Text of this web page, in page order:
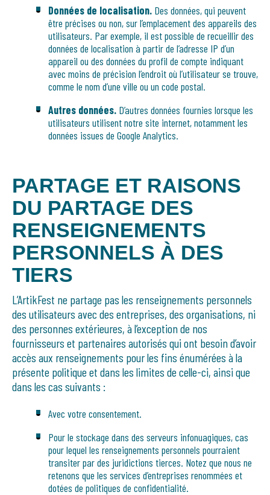
Données de localisation. Des données, qui peuvent
être précises ou non, sur l’emplacement des appareils des
utilisateurs. Par exemple, il est possible de recueillir des
données de localisation à partir de l’adresse IP d’un
appareil ou des données du profil de compte indiquant
avec moins de précision l’endroit où l’utilisateur se trouve,
comme le nom d’une ville ou un code postal.
Autres données. D’autres données fournies lorsque les
utilisateurs utilisent notre site internet, notamment les
données issues de Google Analytics.
PARTAGE ET RAISONS
DU PARTAGE DES
RENSEIGNEMENTS
PERSONNELS À DES
TIERS
L’ArtikFest ne partage pas les renseignements personnels
des utilisateurs avec des entreprises, des organisations, ni
des personnes extérieures, à l’exception de nos
fournisseurs et partenaires autorisés qui ont besoin d’avoir
accès aux renseignements pour les fins énumérées à la
présente politique et dans les limites de celle-ci, ainsi que
dans les cas suivants :
Avec votre consentement.
Pour le stockage dans des serveurs infonuagiques, cas
pour lequel les renseignements personnels pourraient
transiter par des juridictions tierces. Notez que nous ne
retenons que les services d’entreprises renommées et
dotées de politiques de confidentialité.